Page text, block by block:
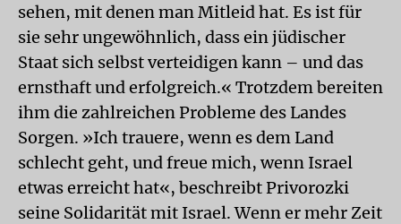
sehen, mit denen man Mitleid hat. Es ist für
sie sehr ungewöhnlich, dass ein jüdischer
Staat sich selbst verteidigen kann – und das
ernsthaft und erfolgreich.« Trotzdem bereiten
ihm die zahlreichen Probleme des Landes
Sorgen. »Ich trauere, wenn es dem Land
schlecht geht, und freue mich, wenn Israel
etwas erreicht hat«, beschreibt Privorozki
seine Solidarität mit Israel. Wenn er mehr Zeit